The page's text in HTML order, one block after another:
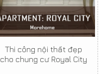
Thi công nội thất đẹp
cho chung cư Royal City